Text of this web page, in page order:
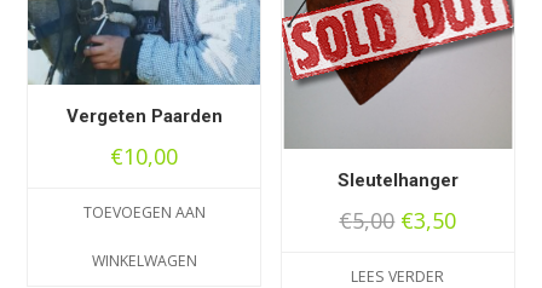
Vergeten Paarden
€10,00
TOEVOEGEN AAN
WINKELWAGEN
Sleutelhanger
€5,00 €3,50Huidige
LEES VERDER